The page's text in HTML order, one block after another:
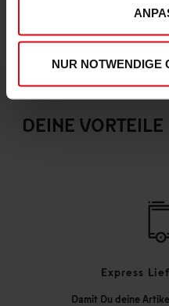
NUR NOTWENDIGE
DEINE
Express
Damit Du deine